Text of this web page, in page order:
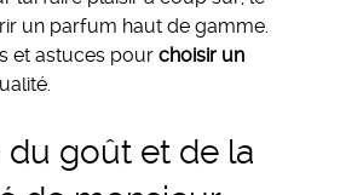
un parfum haut de gamme.
et astuces pourchoisir un
du goût et de la